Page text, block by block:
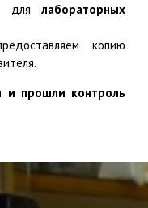
для лабораторных
копию
и прошли контроль